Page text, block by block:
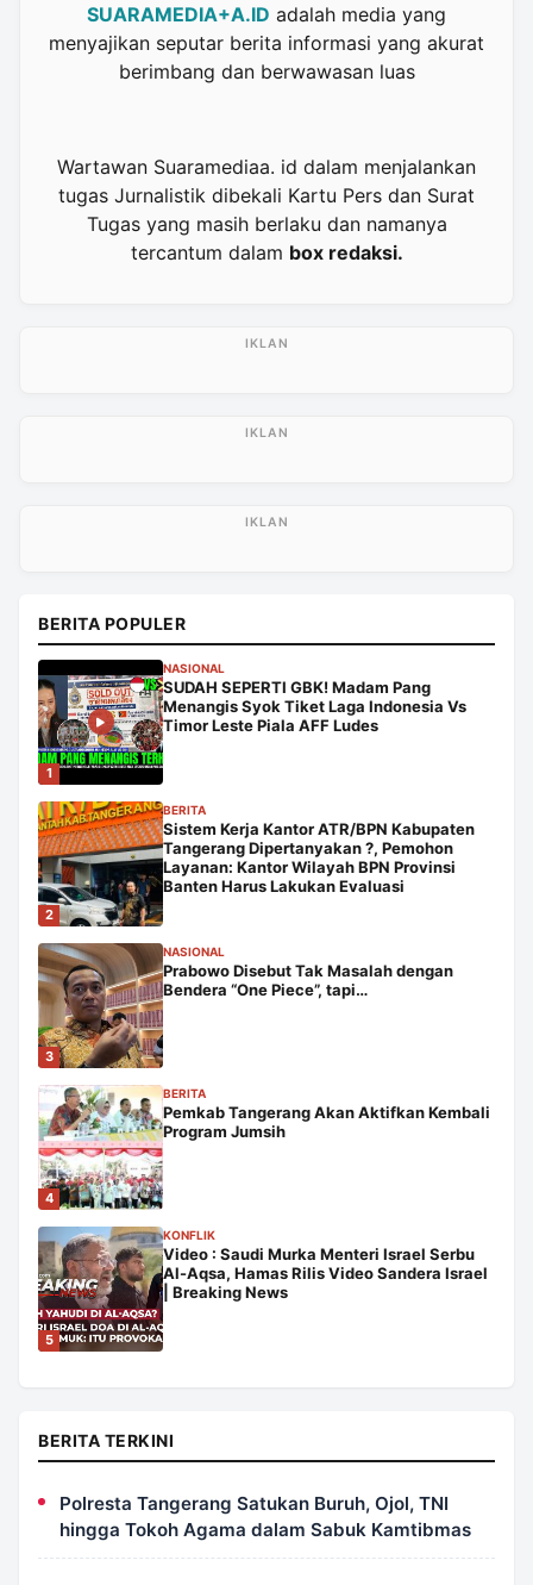
SUARAMEDIA+A.ID adalah media yang
menyajikan seputar berita informasi yang akurat
berimbang dan berwawasan luas
Wartawan Suaramediaa. id dalam menjalankan
tugas Jurnalistik dibekali Kartu Pers dan Surat
Tugas yang masih berlaku dan namanya
tercantum dalam box redaksi.
BERITA POPULER
1
NASIONAL
SUDAH SEPERTI GBK! Madam Pang
Menangis Syok Tiket Laga Indonesia Vs
Timor Leste Piala AFF Ludes
2
BERITA
Sistem Kerja Kantor ATR/BPN Kabupaten
Tangerang Dipertanyakan ?, Pemohon
Layanan: Kantor Wilayah BPN Provinsi
Banten Harus Lakukan Evaluasi
3
NASIONAL
Prabowo Disebut Tak Masalah dengan
Bendera “One Piece”, tapi…
4
BERITA
Pemkab Tangerang Akan Aktifkan Kembali
Program Jumsih
5
KONFLIK
Video : Saudi Murka Menteri Israel Serbu
Al-Aqsa, Hamas Rilis Video Sandera Israel
| Breaking News
BERITA TERKINI
Polresta Tangerang Satukan Buruh, Ojol, TNI
hingga Tokoh Agama dalam Sabuk Kamtibmas